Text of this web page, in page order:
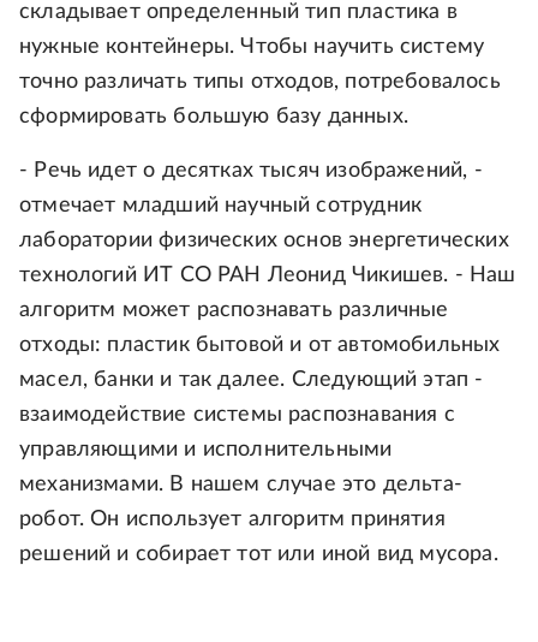
складывает определенный тип пластика в
нужные контейнеры. Чтобы научить систему
точно различать типы отходов, потребовалось
сформировать большую базу данных.
- Речь идет о десятках тысяч изображений, -
отмечает младший научный сотрудник
лаборатории физических основ энергетических
технологий ИТ СО РАН Леонид Чикишев. - Наш
алгоритм может распознавать различные
отходы: пластик бытовой и от автомобильных
масел, банки и так далее. Следующий этап -
взаимодействие системы распознавания с
управляющими и исполнительными
механизмами. В нашем случае это дельта-
робот. Он использует алгоритм принятия
решений и собирает тот или иной вид мусора.